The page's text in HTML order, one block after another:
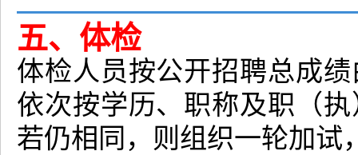
五、体检
体检人员按公开招聘总成
依次按学历、职称及职（
若仍相同，则组织一轮加试